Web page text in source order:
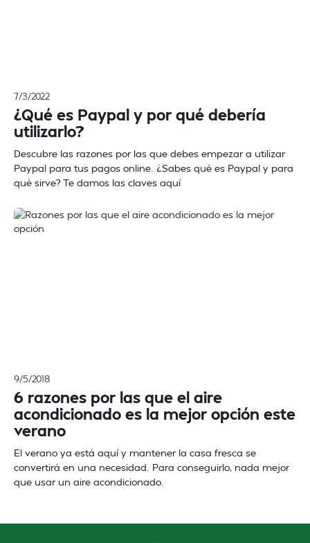
7/3/2022
¿Qué es Paypal y por qué debería
utilizarlo?
Descubre las razones por las que debes empezar a utilizar
Paypal para tus pagos online. ¿Sabes qué es Paypal y para
qué sirve? Te damos las claves aquí
9/5/2018
6 razones por las que el aire
acondicionado es la mejor opción este
verano
El verano ya está aquí y mantener la casa fresca se
convertirá en una necesidad. Para conseguirlo, nada mejor
que usar un aire acondicionado.